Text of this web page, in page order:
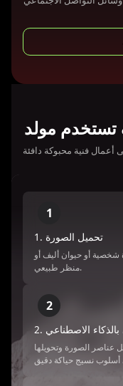
1
1. تحميل الصورة
أو حيوان أليف أو
منظر طبيعي.
2
بالذكاء الاصطناعي
عناصر الصورة وتحويلها